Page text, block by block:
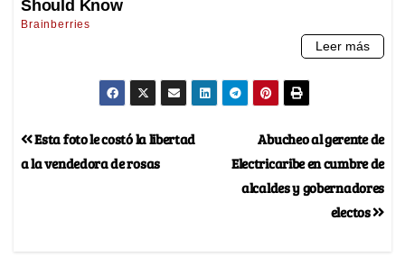
Abucheo al gerente de
Electricaribe en cumbre de
alcaldes y gobernadores
electos
Esta foto le costó la libertad
a la vendedora de rosas